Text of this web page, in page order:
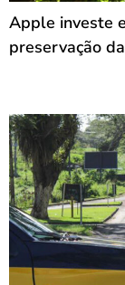
Apple investe
preservação